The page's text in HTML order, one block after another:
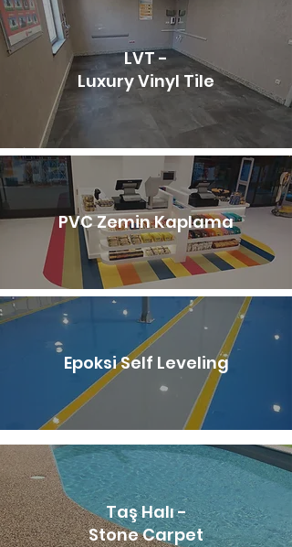
LVT -
Luxury Vinyl Tile
PVC Zemin Kaplama
Epoksi Self Leveling
Taş Halı -
Stone Carpet